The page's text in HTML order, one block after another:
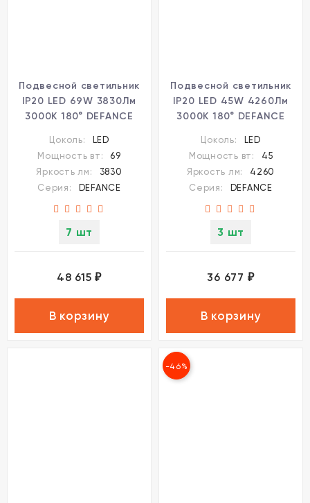
Подвесной светильник
IP20 LED 69W 3830Лм
3000K 180° DEFANCE
Цоколь:
LED
Мощность вт:
69
Яркость лм:
3830
Серия:
DEFANCE
7 шт
48 615₽
В корзину
Подвесной светильник
IP20 LED 45W 4260Лм
3000K 180° DEFANCE
Цоколь:
LED
Мощность вт:
45
Яркость лм:
4260
Серия:
DEFANCE
3 шт
36 677 ₽
В корзину
-46%